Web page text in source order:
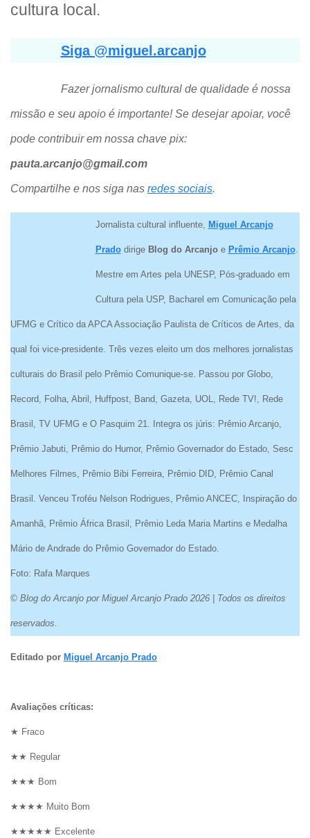
cultura local.
Siga @miguel.arcanjo
Fazer jornalismo cultural de qualidade é nossa
missão e seu apoio é importante! Se desejar apoiar, você
pode contribuir em nossa chave pix:
pauta.arcanjo@gmail.com
Compartilhe e nos siga nas redes sociais.
Jornalista cultural influente, Miguel Arcanjo
Pradodirige Blog do Arcanjoe Prêmio Arcanjo.
Mestre em Artes pela UNESP, Pós-graduado em
Cultura pela USP, Bacharel em Comunicação pela
UFMG e Crítico da APCA Associação Paulista de Críticos de Artes, da
qual foi vice-presidente. Três vezes eleito um dos melhores jornalistas
culturais do Brasil pelo Prêmio Comunique-se. Passou por Globo,
Record, Folha, Abril, Huffpost, Band, Gazeta, UOL, Rede TV!, Rede
Brasil, TV UFMG e O Pasquim 21. Integra os júris: Prêmio Arcanjo,
Prêmio Jabuti, Prêmio do Humor, Prêmio Governador do Estado, Sesc
Melhores Filmes, Prêmio Bibi Ferreira, Prêmio DID, Prêmio Canal
Brasil. Venceu Troféu Nelson Rodrigues, Prêmio ANCEC, Inspiração do
Amanhã, Prêmio África Brasil, Prêmio Leda Maria Martins e Medalha
Mário de Andrade do Prêmio Governador do Estado.
Foto: Rafa Marques
© Blog do Arcanjo por Miguel Arcanjo Prado 2026 | Todos os direitos
reservados.
Editado por Miguel Arcanjo Prado
Avaliações críticas:
★ Fraco
★★ Regular
★★★ Bom
★★★★ Muito Bom
★★★★★ Excelente